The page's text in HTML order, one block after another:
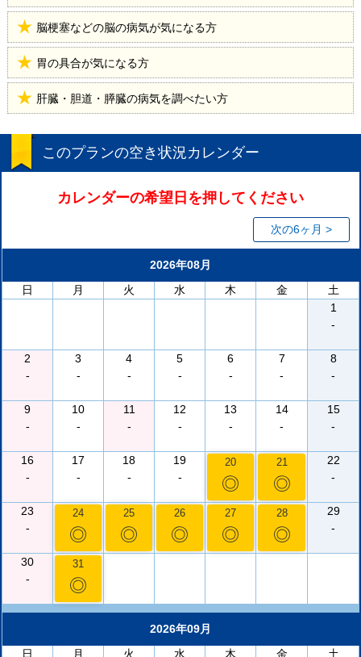
脳梗塞などの脳の病気が気になる方
胃の具合が気になる方
肝臓・胆道・膵臓の病気を調べたい方
このプランの空き状況カレンダー
カレンダーの希望日を押してください
次の6ヶ月 >
2026年08月
日
月 火 水 木 金
土
1
-
2
-
3
-
4
-
5
-
6
-
7
-
8
-
9
-
10
-
11
-
12
-
13
-
14
-
15
-
16
-
17
-
18
-
19
-
20
◎
21
◎
22
-
23
-
24
◎
25
◎
26
◎
27
◎
28
◎
29
-
30
-
31
◎
2026年09月
日
月 火 水 木 金 土